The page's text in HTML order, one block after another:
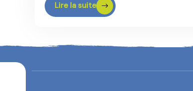
Lire la suite